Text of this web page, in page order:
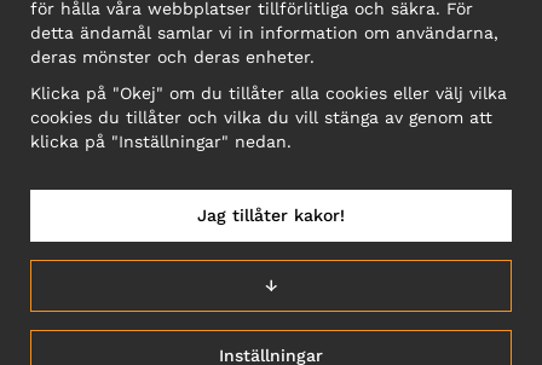
Motley Denim Europe OÜ
Narva mnt 5, EE-10117 Tallinn
Org: 12356245, Momsnummer: SE502090048501
OBS! Skicka inte varureturer till denna adress!
SVERIGE/SVENSKA
för hålla våra webbplatser tillförlitliga och säkra. För
detta ändamål samlar vi in information om användarna,
deras mönster och deras enheter.
Klicka på "Okej" om du tillåter alla cookies eller välj vilka
cookies du tillåter och vilka du vill stänga av genom att
klicka på "Inställningar" nedan.
Inställningar
↓
Jag tillåter kakor!